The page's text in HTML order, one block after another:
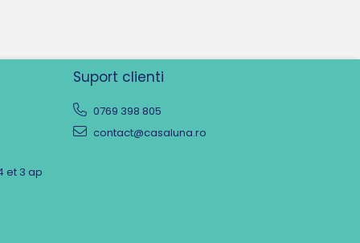
et 3 ap
Suport clienti
0769 398 805
contact@casaluna.ro